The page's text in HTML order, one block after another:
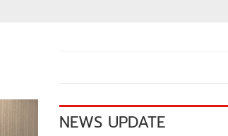
NEWS UPDATE